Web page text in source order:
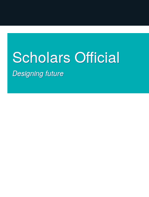
Scholars Official
Designing future